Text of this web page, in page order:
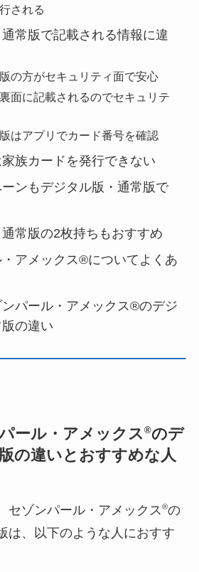
される
常版で記載される情報に違
の方がセキュリティ面で安心
面に記載されるのでセキュリテ
はアプリでカード番号を確認
族カードを発行できない
ンもデジタル版・通常版で
常版の2枚持ちもおすすめ
アメックス®についてよくあ
ンパール・アメックス®のデジ
の違い
ール・アメックス ®のデ
の違いとおすすめな人
セゾンパール・アメックス®の
は、以下のような人におすす